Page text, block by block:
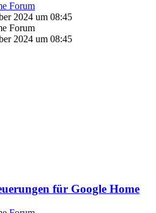
Forum
2024 um 08:45
Forum
2024 um 08:45
für Google Home